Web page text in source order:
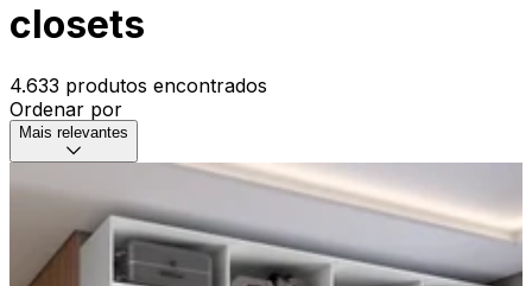
closets
4.633 produtos encontrados
Ordenar por
Mais relevantes